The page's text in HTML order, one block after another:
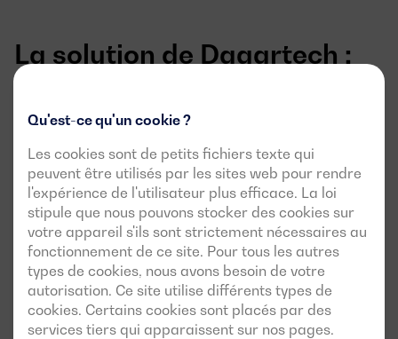
Qu'est-ce qu'un cookie ?
Les cookies sont de petits fichiers texte qui
peuvent être utilisés par les sites web pour rendre
l'expérience de l'utilisateur plus efficace. La loi
stipule que nous pouvons stocker des cookies sur
votre appareil s'ils sont strictement nécessaires au
fonctionnement de ce site. Pour tous les autres
types de cookies, nous avons besoin de votre
autorisation. Ce site utilise différents types de
cookies. Certains cookies sont placés par des
services tiers qui apparaissent sur nos pages.
La solution de Dagartech :
l’épreuve des pannes